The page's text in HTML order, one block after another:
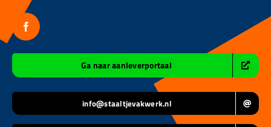
inhoud
Ga naar aanleverportaal
info@staaltjevakwerk.nl